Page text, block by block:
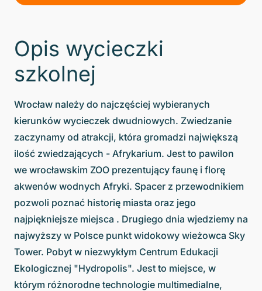
Opis wycieczki
szkolnej
Wrocław należy do najczęściej wybieranych
kierunków wycieczek dwudniowych. Zwiedzanie
zaczynamy od atrakcji, która gromadzi największą
ilość zwiedzających - Afrykarium. Jest to pawilon
we wrocławskim ZOO prezentujący faunę i florę
akwenów wodnych Afryki. Spacer z przewodnikiem
pozwoli poznać historię miasta oraz jego
najpiękniejsze miejsca . Drugiego dnia wjedziemy na
najwyższy w Polsce punkt widokowy wieżowca Sky
Tower. Pobyt w niezwykłym Centrum Edukacji
Ekologicznej "Hydropolis". Jest to miejsce, w
którym różnorodne technologie multimedialne,